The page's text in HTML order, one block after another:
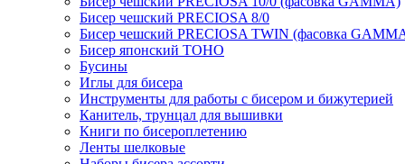
Бисер чешский PRECIOSA 8/0
Бисер чешский PRECIOSA TWIN (фасовка
Бисер японский TOHO
Бусины
Иглы для бисера
Инструменты для работы с бисером и бижутерией
Канитель, трунцал для вышивки
Книги по бисероплетению
Ленты шелковые